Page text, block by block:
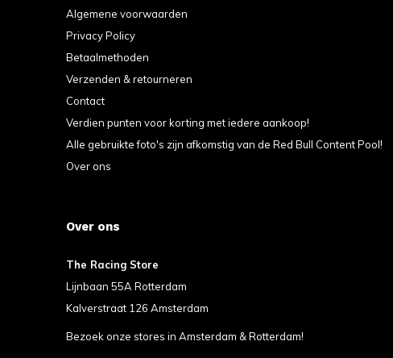
Algemene voorwaarden
Privacy Policy
Betaalmethoden
Verzenden & retourneren
Contact
Verdien punten voor korting met iedere aankoop!
Alle gebruikte foto's zijn afkomstig van de Red Bull Content Pool!
Over ons
Over ons
The Racing Store
Lijnbaan 55A Rotterdam
Kalverstraat 126 Amsterdam
Bezoek onze stores in Amsterdam & Rotterdam!